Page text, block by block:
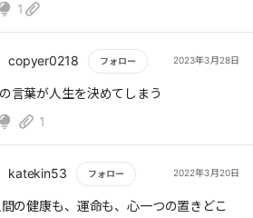
げていく。
くことの積み重ねなのかもしれない。
感謝することをとても大切にして生きま
1
copyer0218 フォロー 2023年3月28日
と読む
言葉が人生を決めてしまう
1
katekin53 フォロー 2022年3月20日
読む
の健康も、運命も、心一つの置きどこ